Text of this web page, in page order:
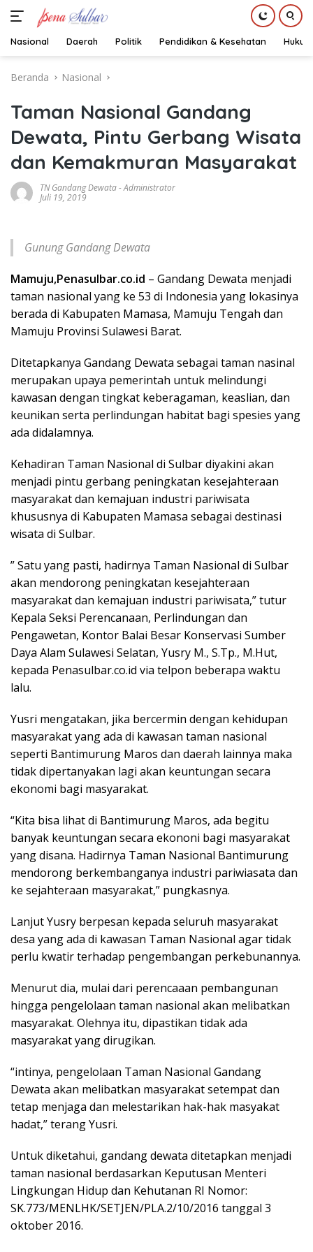
Nasional Daerah Politik Pendidikan & Kesehatan Hukum
Beranda Nasional
Taman Nasional Gandang
Dewata, Pintu Gerbang Wisata
dan Kemakmuran Masyarakat
TN Gandang Dewata-Administrator
Juli 19, 2019
Gunung Gandang Dewata
Mamuju,Penasulbar.co.id – Gandang Dewata menjadi
taman nasional yang ke 53 di Indonesia yang lokasinya
berada di Kabupaten Mamasa, Mamuju Tengah dan
Mamuju Provinsi Sulawesi Barat.
Ditetapkanya Gandang Dewata sebagai taman nasinal
merupakan upaya pemerintah untuk melindungi
kawasan dengan tingkat keberagaman, keaslian, dan
keunikan serta perlindungan habitat bagi spesies yang
ada didalamnya.
Kehadiran Taman Nasional di Sulbar diyakini akan
menjadi pintu gerbang peningkatan kesejahteraan
masyarakat dan kemajuan industri pariwisata
khususnya di Kabupaten Mamasa sebagai destinasi
wisata di Sulbar.
” Satu yang pasti, hadirnya Taman Nasional di Sulbar
akan mendorong peningkatan kesejahteraan
masyarakat dan kemajuan industri pariwisata,” tutur
Kepala Seksi Perencanaan, Perlindungan dan
Pengawetan, Kontor Balai Besar Konservasi Sumber
Daya Alam Sulawesi Selatan, Yusry M., S.Tp., M.Hut,
kepada Penasulbar.co.id via telpon beberapa waktu
lalu.
Yusri mengatakan, jika bercermin dengan kehidupan
masyarakat yang ada di kawasan taman nasional
seperti Bantimurung Maros dan daerah lainnya maka
tidak dipertanyakan lagi akan keuntungan secara
ekonomi bagi masyarakat.
“Kita bisa lihat di Bantimurung Maros, ada begitu
banyak keuntungan secara ekononi bagi masyarakat
yang disana. Hadirnya Taman Nasional Bantimurung
mendorong berkembanganya industri pariwiasata dan
ke sejahteraan masyarakat,” pungkasnya.
Lanjut Yusry berpesan kepada seluruh masyarakat
desa yang ada di kawasan Taman Nasional agar tidak
perlu kwatir terhadap pengembangan perkebunannya.
Menurut dia, mulai dari perencaaan pembangunan
hingga pengelolaan taman nasional akan melibatkan
masyarakat. Olehnya itu, dipastikan tidak ada
masyarakat yang dirugikan.
“intinya, pengelolaan Taman Nasional Gandang
Dewata akan melibatkan masyarakat setempat dan
tetap menjaga dan melestarikan hak-hak masyakat
hadat,” terang Yusri.
Untuk diketahui, gandang dewata ditetapkan menjadi
taman nasional berdasarkan Keputusan Menteri
Lingkungan Hidup dan Kehutanan RI Nomor:
SK.773/MENLHK/SETJEN/PLA.2/10/2016 tanggal 3
oktober 2016.